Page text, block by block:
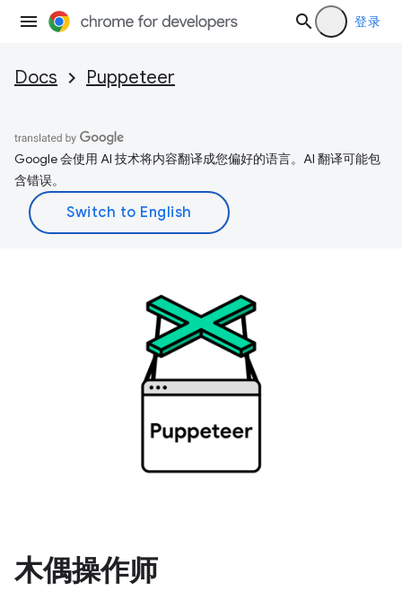
登录
Docs Puppeteer
Google 会使用 AI 技术将内容翻译成您偏好的语言。AI 翻译可能包
含错误。
木偶操作师